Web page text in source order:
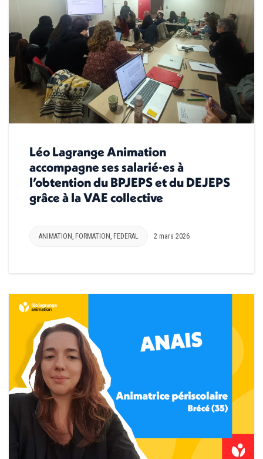
Léo Lagrange Animation
accompagne ses salarié·es à
l’obtention du BPJEPS et du DEJEPS
grâce à la VAE collective
ANIMATION , FORMATION , FEDERAL 2 mars 2026